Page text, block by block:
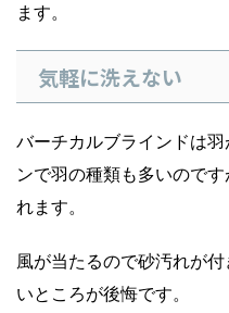
ます。
気軽に洗えない
バーチカルブラインドは
ンで羽の種類も多いので
れます。
風が当たるので砂汚れが
いところが後悔です。